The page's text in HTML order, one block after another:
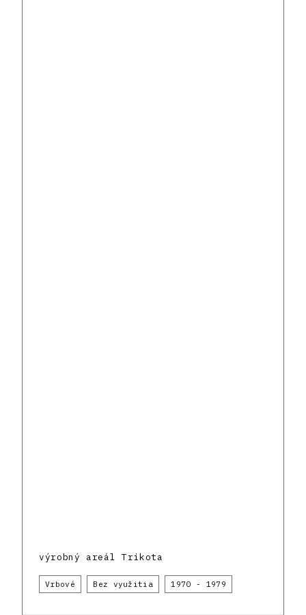
výrobný areál Trikota
Vrbové Bez využitia 1970 - 1979